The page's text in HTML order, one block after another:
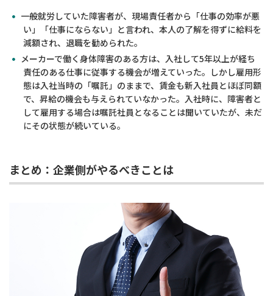
一般就労していた障害者が、現場責任者から「仕事の効率が悪
い」「仕事にならない」と言われ、本人の了解を得ずに給料を
減額され、退職を勧められた。
メーカーで働く身体障害のある方は、入社して5年以上が経ち
責任のある仕事に従事する機会が増えていった。しかし雇用形
態は入社当時の「嘱託」のままで、賃金も新入社員とほぼ同額
で、昇給の機会も与えられていなかった。入社時に、障害者と
して雇用する場合は嘱託社員となることは聞いていたが、未だ
にその状態が続いている。
まとめ：企業側がやるべきことは